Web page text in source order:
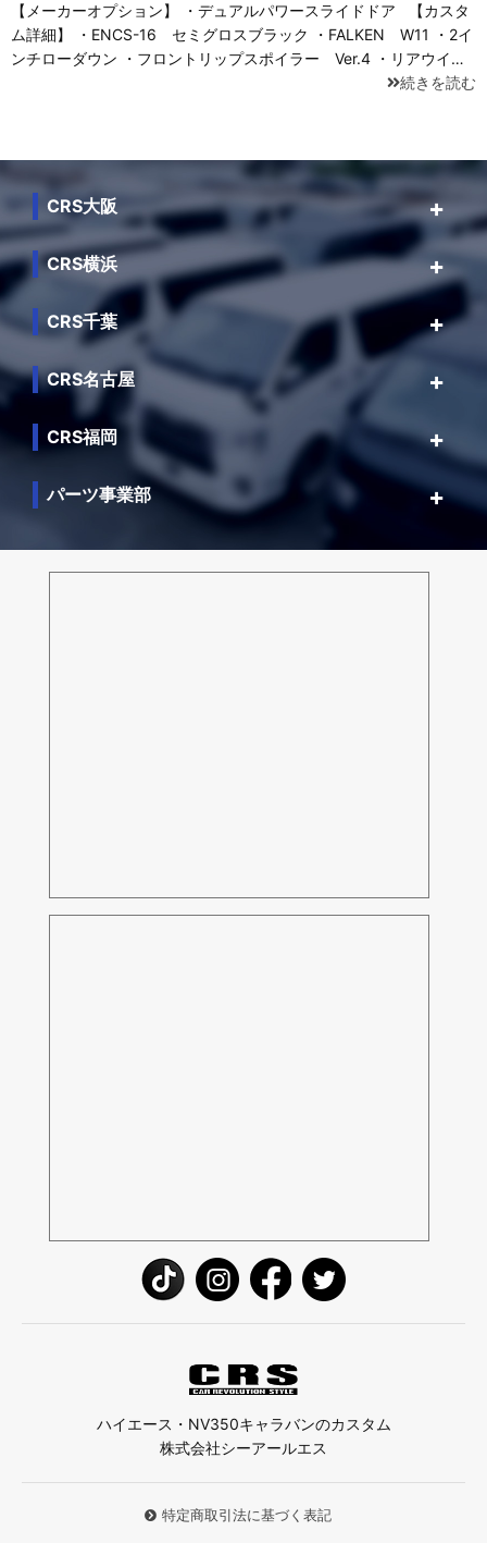
【メーカーオプション】 ・デュアルパワースライドドア 【カスタ
ム詳細】 ・ENCS-16 セミグロスブラック ・FALKEN W11 ・2イ
ンチローダウン ・フロントリップスポイラー Ver.4 ・リアウイ…
続きを読む
CRS大阪
CRS横浜
CRS千葉
CRS名古屋
CRS福岡
パーツ事業部
ハイエース・NV350キャラバンのカスタム
株式会社シーアールエス
特定商取引法に基づく表記